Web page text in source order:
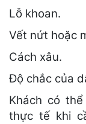
Lỗ khoan.
Vết nứt hoặc
Cách xâu.
Độ chắc của
Khách có
thực tế khi